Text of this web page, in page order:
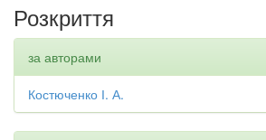
Розкриття
за авторами
Костюченко І. А.